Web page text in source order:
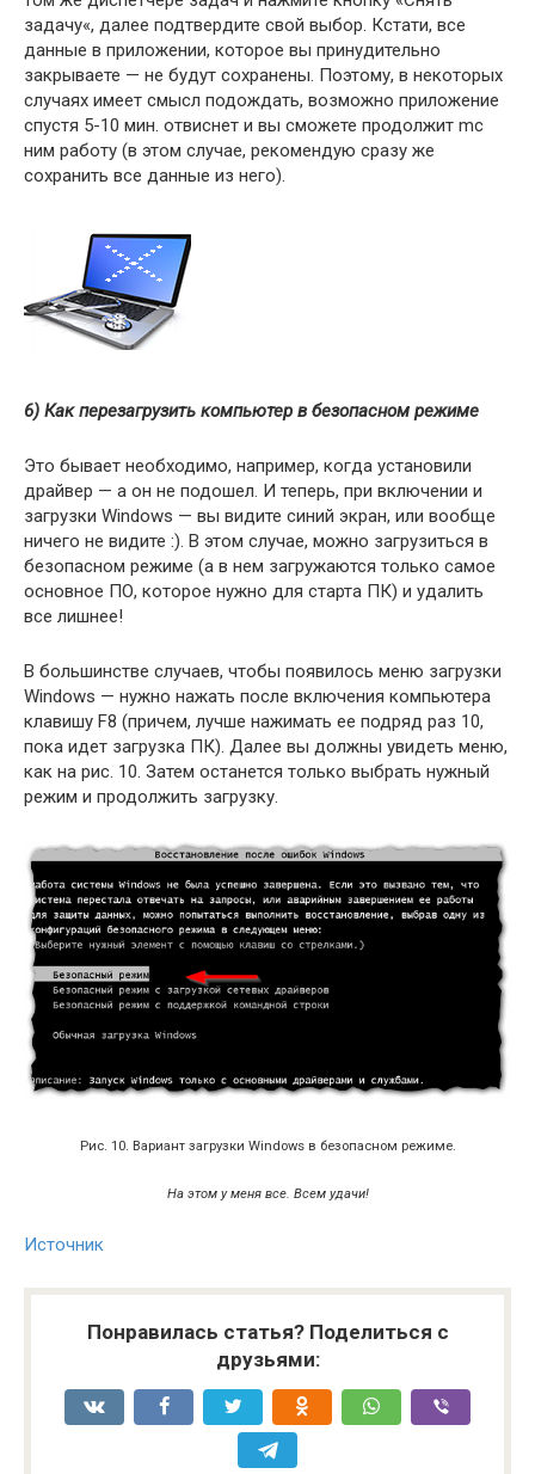
задачу«, далее подтвердите свой выбор. Кстати, все
данные в приложении, которое вы принудительно
закрываете — не будут сохранены. Поэтому, в некоторых
случаях имеет смысл подождать, возможно приложение
спустя 5-10 мин. отвиснет и вы сможете продолжит mc
ним работу (в этом случае, рекомендую сразу же
сохранить все данные из него).
6) Как перезагрузить компьютер в безопасном режиме
Это бывает необходимо, например, когда установили
драйвер — а он не подошел. И теперь, при включении и
загрузки Windows — вы видите синий экран, или вообще
ничего не видите :). В этом случае, можно загрузиться в
безопасном режиме (а в нем загружаются только самое
основное ПО, которое нужно для старта ПК) и удалить
все лишнее!
В большинстве случаев, чтобы появилось меню загрузки
Windows — нужно нажать после включения компьютера
клавишу F8 (причем, лучше нажимать ее подряд раз 10,
пока идет загрузка ПК). Далее вы должны увидеть меню,
как на рис. 10. Затем останется только выбрать нужный
режим и продолжить загрузку.
Рис. 10. Вариант загрузки Windows в безопасном режиме.
На этом у меня все. Всем удачи!
Источник
Понравилась статья? Поделиться с
друзьями: